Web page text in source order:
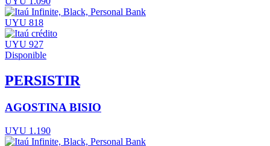
UYU 818
UYU 927
Disponible
PERSISTIR
AGOSTINA BISIO
UYU 1.190